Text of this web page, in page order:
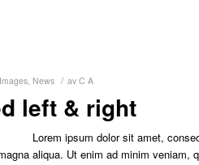
Images, News / av C A
left & right
Lorem ipsum dolor sit amet,
aliqua. Ut enim ad minim